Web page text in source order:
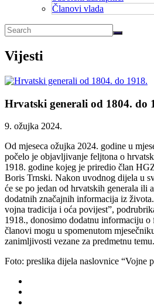
Članovi vlada
Vijesti
Hrvatski generali od 1804. do
9. ožujka 2024.
Od mjeseca ožujka 2024. godine u
počelo je objavljivanje feljtona o
1918. godine kojeg je priredio član
Boris Trnski. Nakon uvodnog dijela u
će se po jedan od hrvatskih generala ili
dodatnih značajnih informacija iz
vojna tradicija i oća povijest”,
1918., donosimo dodatnu informaciju o
članovi mogu u spomenutom
zanimljivosti vezane za predmetnu temu.
Foto: preslika dijela naslovnice “Vojne